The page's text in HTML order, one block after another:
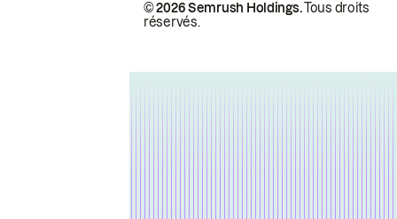
© 2026 Semrush Holdings.Tous droits
réservés.